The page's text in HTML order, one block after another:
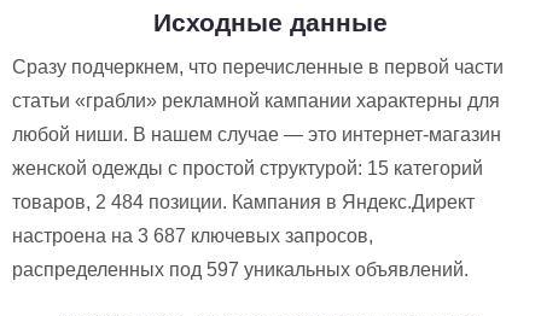
Исходные данные
Сразу подчеркнем, что перечисленные в первой части
статьи «грабли» рекламной кампании характерны для
любой ниши. В нашем случае — это интернет-магазин
женской одежды с простой структурой: 15 категорий
товаров, 2 484 позиции. Кампания в Яндекс.Директ
настроена на 3 687 ключевых запросов,
распределенных под 597 уникальных объявлений.